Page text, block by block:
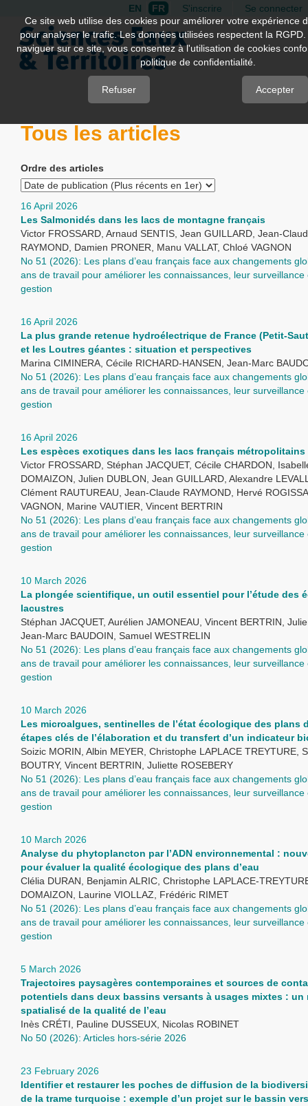
Quick
jump
page
Navigation
Sidebar
EN FR S'inscrire Se connecter
Tous les articles
Ordre des articles
16 April 2026
Les Salmonidés dans les lacs de montagne français
Victor FROSSARD, Arnaud SENTIS, Jean GUILLARD, Jean-
RAYMOND, Damien PRONER, Manu VALLAT, Chloé VAGNON
No 51 (2026): Les plans d’eau français face aux changements
ans de travail pour améliorer les connaissances, leur surveillance
gestion
16 April 2026
La plus grande retenue hydroélectrique de France (Petit-
et les Loutres géantes : situation et perspectives
Marina CIMINERA, Cécile RICHARD-HANSEN, Jean-Marc
No 51 (2026): Les plans d’eau français face aux changements
ans de travail pour améliorer les connaissances, leur surveillance
gestion
16 April 2026
Les espèces exotiques dans les lacs français métropolitains
Victor FROSSARD, Stéphan JACQUET, Cécile CHARDON,
DOMAIZON, Julien DUBLON, Jean GUILLARD, Alexandre
Clément RAUTUREAU, Jean-Claude RAYMOND, Hervé
VAGNON, Marine VAUTIER, Vincent BERTRIN
No 51 (2026): Les plans d’eau français face aux changements
ans de travail pour améliorer les connaissances, leur surveillance
gestion
10 March 2026
La plongée scientifique, un outil essentiel pour l’étude des
lacustres
Stéphan JACQUET, Aurélien JAMONEAU, Vincent BERTRIN,
Jean-Marc BAUDOIN, Samuel WESTRELIN
No 51 (2026): Les plans d’eau français face aux changements
ans de travail pour améliorer les connaissances, leur surveillance
gestion
10 March 2026
Les microalgues, sentinelles de l’état écologique des plans
étapes clés de l’élaboration et du transfert d’un indicateur
Soizic MORIN, Albin MEYER, Christophe LAPLACE TREYTURE,
BOUTRY, Vincent BERTRIN, Juliette ROSEBERY
No 51 (2026): Les plans d’eau français face aux changements
ans de travail pour améliorer les connaissances, leur surveillance
gestion
10 March 2026
Analyse du phytoplancton par l’ADN environnemental :
pour évaluer la qualité écologique des plans d’eau
Clélia DURAN, Benjamin ALRIC, Christophe LAPLACE-
DOMAIZON, Laurine VIOLLAZ, Frédéric RIMET
No 51 (2026): Les plans d’eau français face aux changements
ans de travail pour améliorer les connaissances, leur surveillance
gestion
5 March 2026
Trajectoires paysagères contemporaines et sources de
potentiels dans deux bassins versants à usages mixtes : un
spatialisé de la qualité de l’eau
Inès CRÉTI, Pauline DUSSEUX, Nicolas ROBINET
No 50 (2026): Articles hors-série 2026
23 February 2026
Identifier et restaurer les poches de diffusion de la
de la trame turquoise : exemple d’un projet sur le bassin
Ce site web utilise des cookies pour améliorer votre expérience
pour analyser le trafic. Les données utilisées respectent la
naviguer sur ce site, vous consentez à l'utilisation de cookies
politique de confidentialité.
Refuser Accepter